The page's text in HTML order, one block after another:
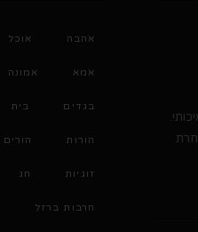
אהבה אוכל
אמא אמונה
בגדים בית
הורות הורים
זוגיות חג
חרבות ברזל